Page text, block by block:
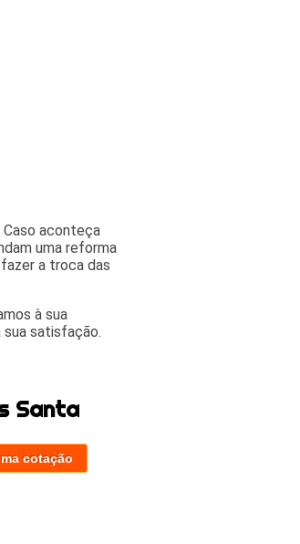
aconteça
uma reforma
a troca das
à sua
satisfação.
Santa
cotação